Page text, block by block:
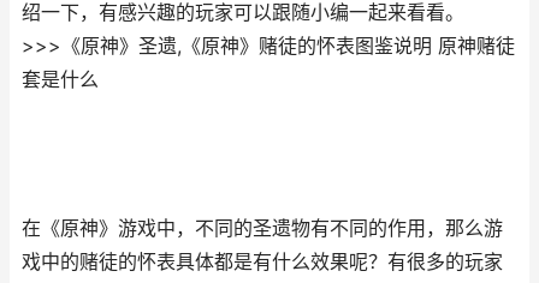
绍一下，有感兴趣的玩家可以跟随小编一起来看看。
>>>《原神》圣遗,《原神》赌徒的怀表图鉴说明 原神赌徒
套是什么
在《原神》游戏中，不同的圣遗物有不同的作用，那么游
戏中的赌徒的怀表具体都是有什么效果呢？有很多的玩家